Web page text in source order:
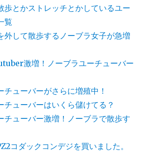
歩とかストレッチとかしているユー
覧
外して散歩するノーブラ女子が急増
激増！ノーブラユーチューバー
チューバーがさらに増殖中！
チューバーはいくら儲けてる？
チューバー激増！ノーブラで散歩す
コダックコンデジを買いました。